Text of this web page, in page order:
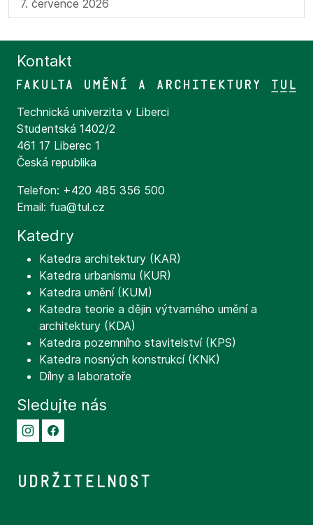
7. července 2026
Kontakt
Technická univerzita v Liberci
Studentská 1402/2
461 17 Liberec 1
Česká republika
Telefon: +420 485 356 500
Email: fua@tul.cz
Katedry
Katedra architektury (KAR)
Katedra urbanismu (KUR)
Katedra umění (KUM)
Katedra teorie a dějin výtvarného umění a
architektury (KDA)
Katedra pozemního stavitelství (KPS)
Katedra nosných konstrukcí (KNK)
Dílny a laboratoře
Sledujte nás
Udržitelnost